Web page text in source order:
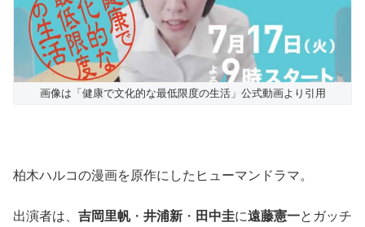
画像は「健康で文化的な最低限度の生活」公式動画より引用
柏木ハルコの漫画を原作にしたヒューマンドラマ。
出演者は、 吉岡里帆・ 井浦新 ・ 田中圭に遠藤憲一とガッチ